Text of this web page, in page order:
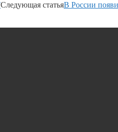
Следующая статьяВ России